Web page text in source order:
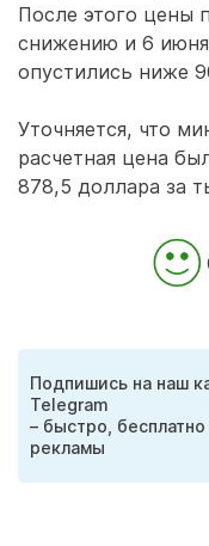
После этого цены
снижению и 6
опустились ниже
Уточняется, что
расчетная цена
878,5 доллара за
Подпишись на наш
Telegram
– быстро,
рекламы